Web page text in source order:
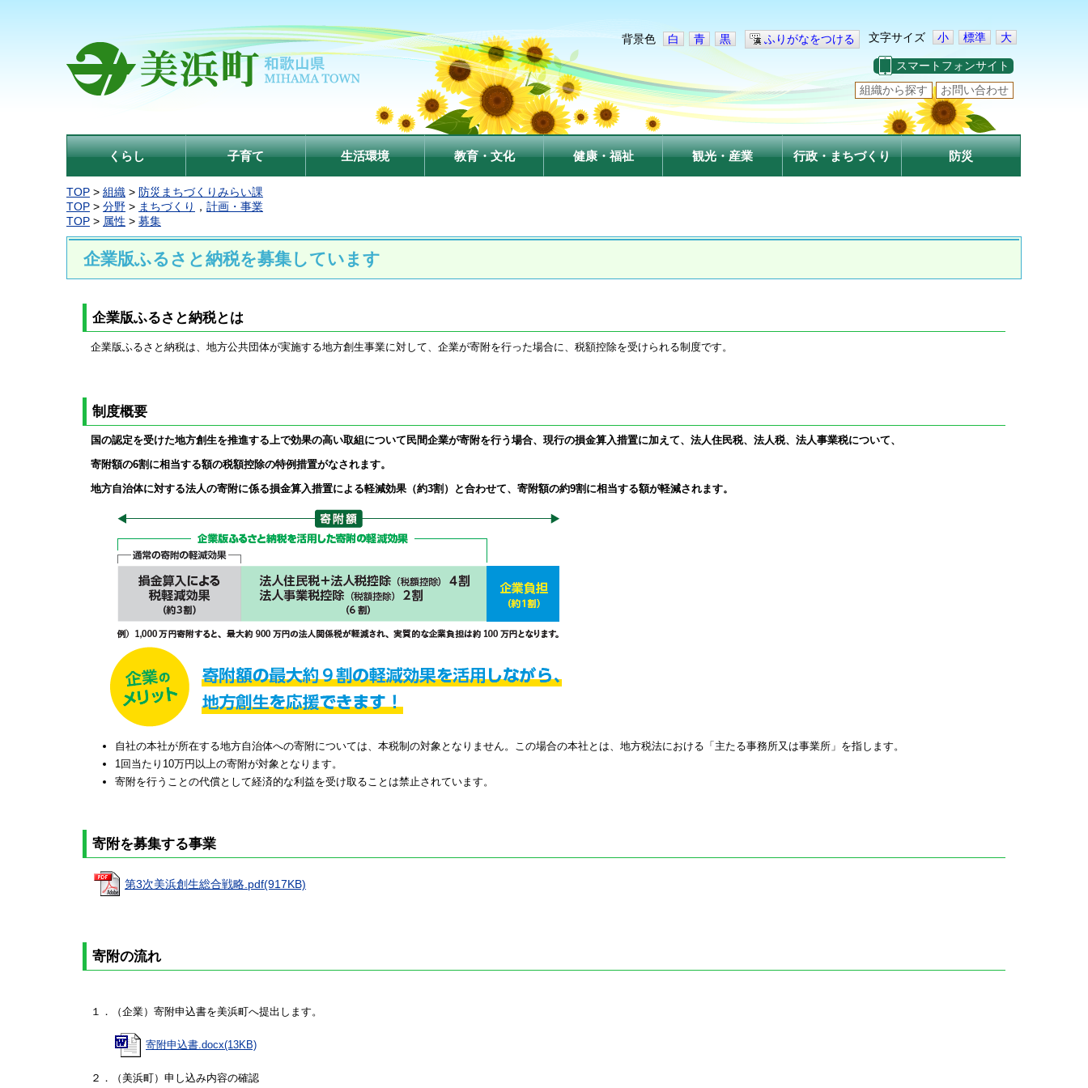
文字サイズ 小 標準 大
背景色 白 青 黒 ふりがなをつける
スマートフォンサイト
組織から探す
お問い合わせ
くらし 子育て 生活環境 教育・文化 健康・福祉 観光・産業 行政・まちづくり 防災
TOP > 組織 > 防災まちづくりみらい課
TOP > 分野 > まちづくり ， 計画・事業
TOP > 属性 > 募集
企業版ふるさと納税を募集しています
企業版ふるさと納税とは
企業版ふるさと納税は、地方公共団体が実施する地方創生事業に対して、企業が寄附を行った場合に、税額控除を受けられる制度です。
制度概要
国の認定を受けた地方創生を推進する上で効果の高い取組について民間企業が寄附を行う場合、現行の損金算入措置に加えて、法人住民税、法人税、法人事業税について、
寄附額の6割に相当する額の税額控除の特例措置がなされます。
地方自治体に対する法人の寄附に係る損金算入措置による軽減効果（約3割）と合わせて、寄附額の約9割に相当する額が軽減されます。
自社の本社が所在する地方自治体への寄附については、本税制の対象となりません。この場合の本社とは、地方税法における「主たる事務所又は事業所」を指します。
1回当たり10万円以上の寄附が対象となります。
寄附を行うことの代償として経済的な利益を受け取ることは禁止されています。
寄附を募集する事業
第3次美浜創生総合戦略.pdf(917KB)
寄附の流れ
１．（企業）寄附申込書を美浜町へ提出します。
寄附申込書.docx(13KB)
２．（美浜町）申し込み内容の確認